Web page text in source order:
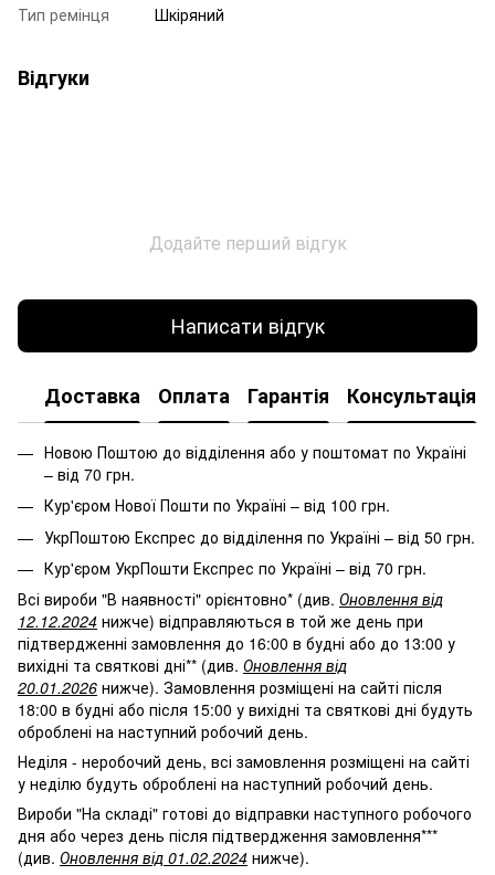
Тип ремінця Шкіряний
Відгуки
Додайте перший відгук
Написати відгук
Доставка Оплата Гарантія Консультація
Новою Поштою до відділення або у поштомат по Україні
– від 70 грн.
Кур'єром Нової Пошти по Україні – від 100 грн.
УкрПоштою Експрес до відділення по Україні – від 50 грн.
Кур'єром УкрПошти Експрес по Україні – від 70 грн.
Всі вироби "В наявності" орієнтовно* (див. Оновлення від
12.12.2024 нижче) відправляються в той же день при
підтвердженні замовлення до 16:00 в будні або до 13:00 у
вихідні та святкові дні** (див. Оновлення від
20.01.2026 нижче). Замовлення розміщені на сайті після
18:00 в будні або після 15:00 у вихідні та святкові дні будуть
оброблені на наступний робочий день.
Неділя - неробочий день, всі замовлення розміщені на сайті
у неділю будуть оброблені на наступний робочий день.
Вироби "На складі" готові до відправки наступного робочого
дня або через день після підтвердження замовлення***
(див. Оновлення від 01.02.2024 нижче).